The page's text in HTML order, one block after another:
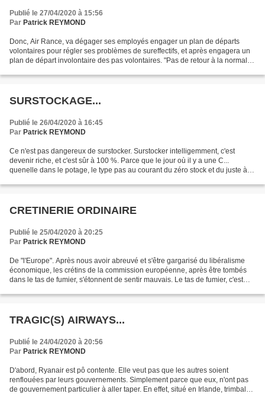
Publié le 27/04/2020 à 15:56
Par Patrick REYMOND
Donc, Air Rance, va dégager ses employés engager un plan de départs
volontaires pour régler ses problèmes de sureffectifs, et après engagera un
plan de départ involontaire des pas volontaires. "Pas de retour à la normale"
SURSTOCKAGE...
Publié le 26/04/2020 à 16:45
Par Patrick REYMOND
Ce n'est pas dangereux de surstocker. Surstocker intelligemment, c'est
devenir riche, et c'est sûr à 100 %. Parce que le jour où il y a une C...
quenelle dans le potage, le type pas au courant du zéro stock et du juste à
CRETINERIE ORDINAIRE
Publié le 25/04/2020 à 20:25
Par Patrick REYMOND
De "l'Europe". Après nous avoir abreuvé et s'être gargarisé du libéralisme
économique, les crétins de la commission européenne, après être tombés
dans le tas de fumier, s'étonnent de sentir mauvais. Le tas de fumier, c'est
TRAGIC(S) AIRWAYS...
Publié le 24/04/2020 à 20:56
Par Patrick REYMOND
D'abord, Ryanair est pô contente. Elle veut pas que les autres soient
renflouées par leurs gouvernements. Simplement parce que eux, n'ont pas
de gouvernement particulier à aller taper. En effet, situé en Irlande, trimbaler